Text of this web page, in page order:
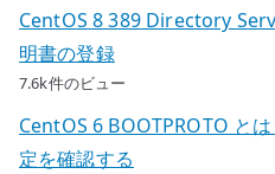
CentOS 8 389 Directory
明書の登録
7.6k件のビュー
CentOS 6 BOOTPROTO と
定を確認する